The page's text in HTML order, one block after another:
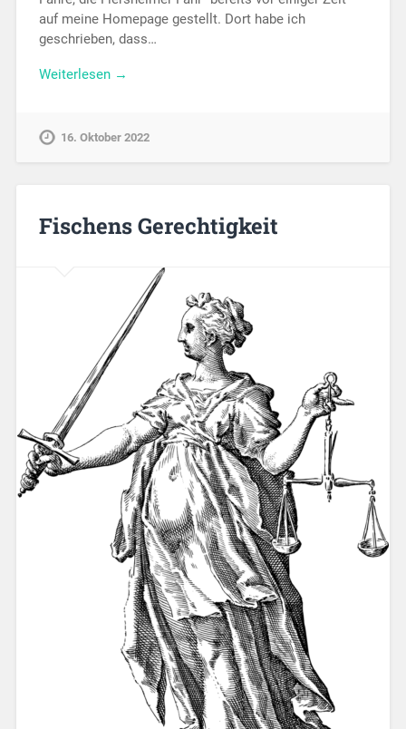
auf meine Homepage gestellt. Dort habe ich
geschrieben, dass…
Weiterlesen →
16. Oktober 2022
Fischens Gerechtigkeit